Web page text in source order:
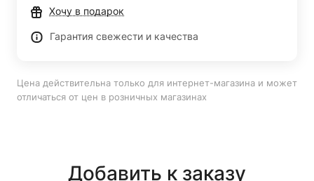
Хочу в подарок
Гарантия свежести и качества
Цена действительна только для интернет-магазина и может
отличаться от цен в розничных магазинах
Добавить к заказу